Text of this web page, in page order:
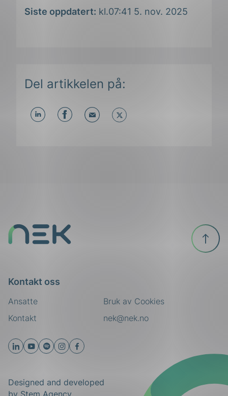
Siste oppdatert: kl.07:41 5. nov. 2025
Del artikkelen på:
Kontakt oss
Ansatte
nek@nek.no
Kontakt
Bruk av Cookies
Designed and developed
Til
toppen